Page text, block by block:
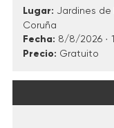
Lugar: Jardines de
Coruña
Fecha: 8/8/2026 ·
Precio: Gratuito